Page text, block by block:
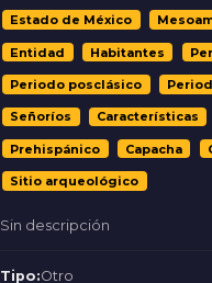
Estado de México
Entidad Habitantes
Periodo posclásico
Señoríos Características
Prehispánico Capacha
Sitio arqueológico
Sin descripción
Tipo:Otro